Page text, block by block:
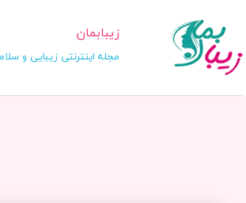
زیبابمان
مجله اینترنتی زیبایی و